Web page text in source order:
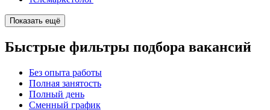
Показать ещё
Быстрые фильтры подбора вакансий
Без опыта работы
Полная занятость
Полный день
Сменный график